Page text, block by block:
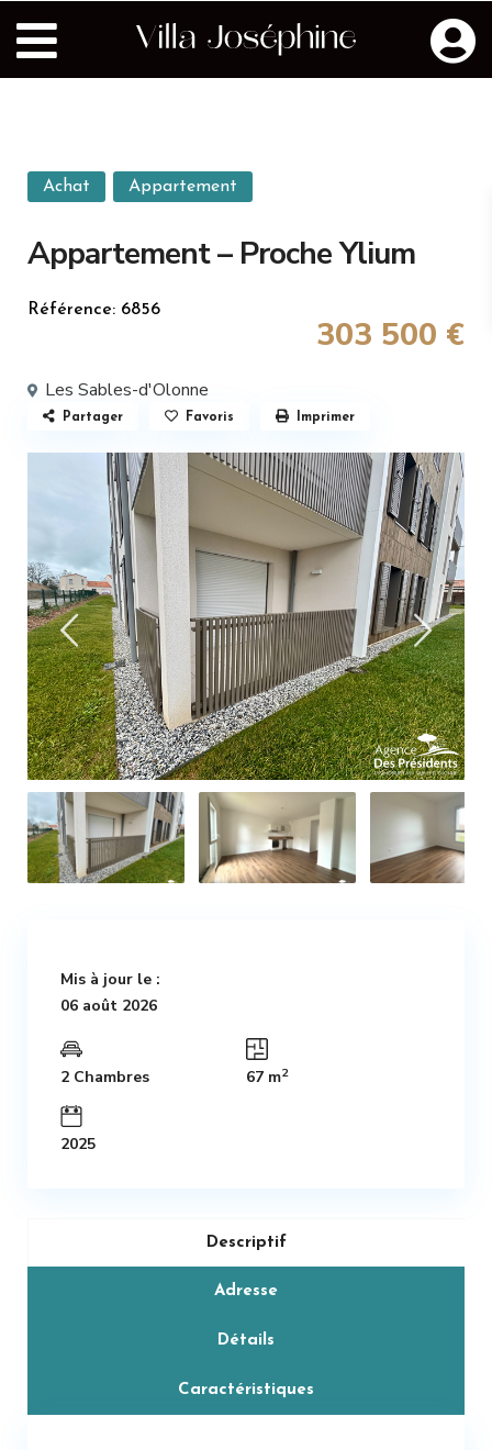
Achat Appartement
Appartement – Proche Ylium
Référence: 6856
303 500 €
Les Sables-d'Olonne
Partager Favoris Imprimer
Mis à jour le :
06 août 2026
2 Chambres 67 m2
2025
Descriptif
Adresse
Détails
Caractéristiques